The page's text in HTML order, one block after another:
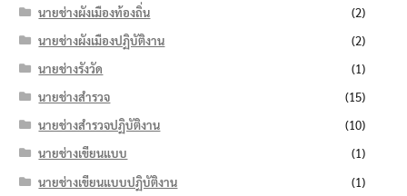
นายช่างผังเมืองท้องถิ่น
(2)
นายช่างผังเมืองปฏิบัติงาน
(2)
นายช่างรังวัด
(1)
นายช่างสำรวจ
(15)
นายช่างสำรวจปฏิบัติงาน
(10)
นายช่างเขียนแบบ
(1)
นายช่างเขียนแบบปฏิบัติงาน
(1)